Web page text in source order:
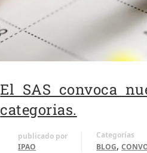
El SAS convoca
categorias.
publicado por
IPAO
Categorías
BLOG,